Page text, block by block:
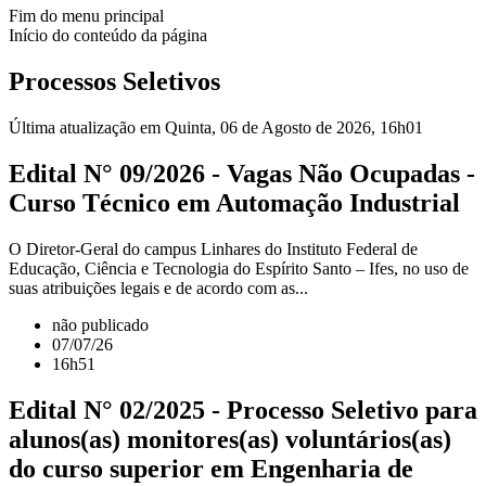
Fim do menu principal
Início do conteúdo da página
Processos Seletivos
Última atualização em Quinta, 06 de Agosto de 2026, 16h01
Edital N° 09/2026 - Vagas Não Ocupadas -
Curso Técnico em Automação Industrial
O Diretor-Geral do campus Linhares do Instituto Federal de
Educação, Ciência e Tecnologia do Espírito Santo – Ifes, no uso de
suas atribuições legais e de acordo com as...
não publicado
07/07/26
16h51
Edital N° 02/2025 - Processo Seletivo para
alunos(as) monitores(as) voluntários(as)
do curso superior em Engenharia de